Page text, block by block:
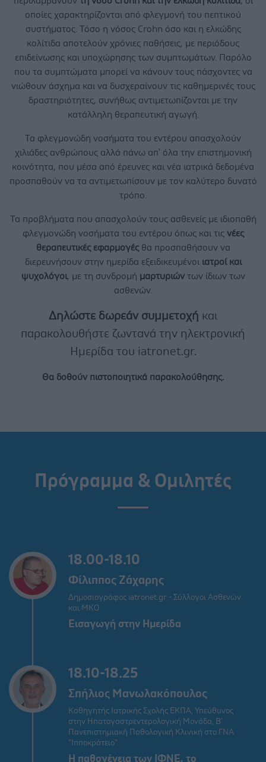
οποίες χαρακτηρίζονται από φλεγμονή του πεπτικού
συστήματος. Τόσο η νόσος Crohn όσο και η ελκώδης
κολίτιδα αποτελούν χρόνιες παθήσεις, με περιόδους
επιδείνωσης και υποχώρησης των συμπτωμάτων. Παρόλο
που τα συμπτώματα μπορεί να κάνουν τους πάσχοντες να
νιώθουν άσχημα και να δυσχεραίνουν τις καθημερινές τους
δραστηριότητες, συνήθως αντιμετωπίζονται με την
κατάλληλη θεραπευτική αγωγή.
Τα φλεγμονώδη νοσήματα του εντέρου απασχολούν
χιλιάδες ανθρώπους αλλά πάνω απ' όλα την επιστημονική
κοινότητα, που μέσα από έρευνες και νέα ιατρικά δεδομένα
προσπαθούν να τα αντιμετωπίσουν με τον καλύτερο δυνατό
τρόπο.
Τα προβλήματα που απασχολούν τους ασθενείς με ιδιοπαθή
φλεγμονώδη νοσήματα του εντέρου όπως και τις νέες
θεραπευτικές εφαρμογέςθα προσπαθήσουν να
διερευνήσουν στην ημερίδα εξειδικευμένοι ιατροί και
ψυχολόγοι, με τη συνδρομή μαρτυριώντων ίδιων των
ασθενών.
Δηλώστε δωρεάν συμμετοχή και
παρακολουθήστε ζωντανά την ηλεκτρονική
Ημερίδα του iatronet.gr.
Θα δοθούν πιστοποιητικά παρακολούθησης.
Πρόγραμμα & Ομιλητές
18.00-18.10
Φίλιππος Ζάχαρης
Δημοσιογράφος iatronet.gr - Σύλλογοι Ασθενών
και ΜΚΟ
Εισαγωγή στην Ημερίδα
18.10-18.25
Σπήλιος Μανωλακόπουλος
Καθηγητής Ιατρικής Σχολής ΕΚΠΑ, Υπεύθυνος
στην Ηπατογαστρεντερολογική Μονάδα, Β'
Πανεπιστημιακή Παθολογική Κλινική στο ΓΝΑ
"Ιπποκράτειο"
Η παθογένεια των ΙΦΝΕ, το